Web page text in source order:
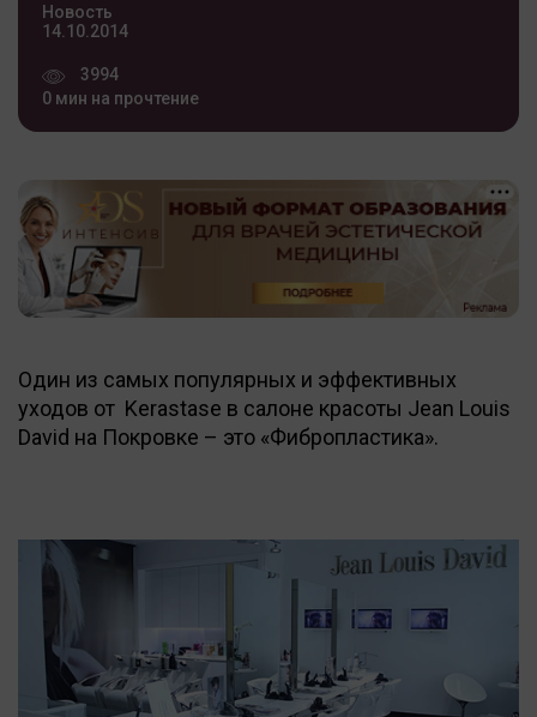
Новость
14.10.2014
3994
0 мин на прочтение
Один из самых популярных и эффективных
уходов от Kerastase в салоне красоты Jean Louis
David на Покровке – это «Фибропластика».